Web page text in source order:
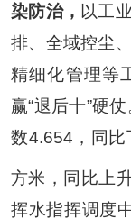
染防治， 以工
排、全域控尘、
精细化管理等
赢“退后十”硬仗
数4.654 ，同比
方米，同比 上
挥水指挥调度